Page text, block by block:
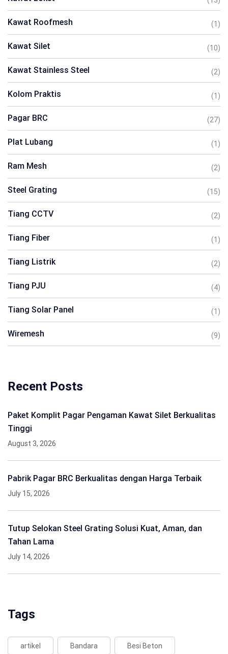
Kawat Roofmesh (1)
Kawat Silet (10)
Kawat Stainless Steel (2)
Kolom Praktis (1)
Pagar BRC (27)
Plat Lubang (1)
Ram Mesh (2)
Steel Grating (15)
Tiang CCTV (2)
Tiang Fiber (1)
Tiang Listrik (2)
Tiang PJU (4)
Tiang Solar Panel (1)
Wiremesh (9)
Recent Posts
Paket Komplit Pagar Pengaman Kawat Silet Berkualitas
Tinggi
August 3, 2026
Pabrik Pagar BRC Berkualitas dengan Harga Terbaik
July 15, 2026
Tutup Selokan Steel Grating Solusi Kuat, Aman, dan
Tahan Lama
July 14, 2026
Tags
artikel Bandara Besi Beton